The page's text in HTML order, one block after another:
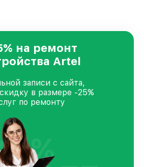
на ремонт
Artel
записи с сайта,
в размере -25%
по ремонту
%